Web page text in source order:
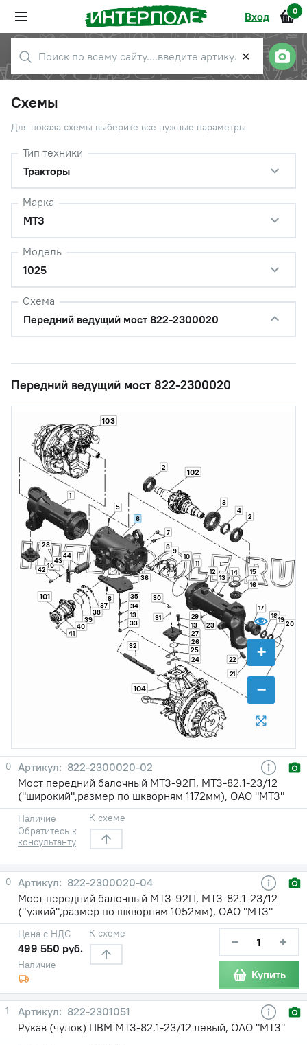
Вход 0
✕
Схемы
Для показа схемы выберите все нужные параметры
Тип техники
Тракторы
Марка
МТЗ
Модель
1025
Схема
Передний ведущий мост 822-2300020
Передний ведущий мост 822-2300020
+
−
1
2
2
3
4
5
6
7
8
8
9
10
11
12
13
13
13
14 15
16
17
1819 20
21
22
23
24
25
26
27
28
29
30
31
32
33
34
35
36
37
38
39
40
40
41
42
43
44
101
102
103
104
0
822-2300020-02
Мост передний балочный МТЗ-92П, МТЗ-82.1-23/12
("широкий",размер по шкворням 1172мм), ОАО "МТЗ"
Наличие
Обратитесь к
консультанту
К схеме
0
822-2300020-04
Мост передний балочный МТЗ-92П, МТЗ-82.1-23/12
("узкий",размер по шкворням 1052мм), ОАО "МТЗ"
Наличие
Цена с НДС
499 550 руб.
К схеме − +
Купить
1
822-2301051
Рукав (чулок) ПВМ МТЗ-82.1-23/12 левый, ОАО "МТЗ"